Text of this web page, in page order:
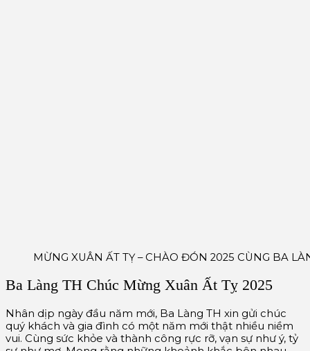
MỪNG XUÂN ẤT TỴ – CHÀO ĐÓN 2025 CÙNG BA
Ba Làng TH Chúc Mừng Xuân Ất Tỵ 2025
Nhân dịp ngày đầu năm mới, Ba Làng TH xin gửi chúc
quý khách và gia đình có một năm mới thật nhiều niềm
vui. Cùng sức khỏe và thành công rực rỡ, vạn sự như ý, tỷ